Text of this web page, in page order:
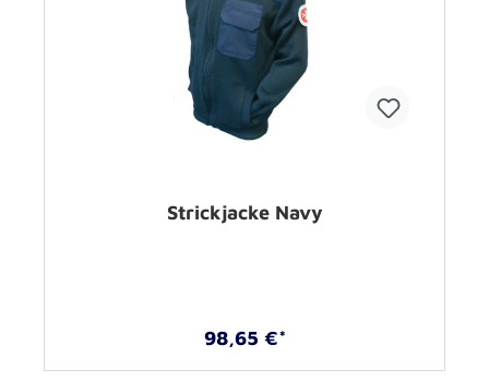
Strickjacke Navy
98,65 €*